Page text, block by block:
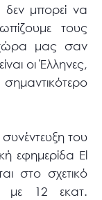
μπορεί να
τους
μας σαν
οι Έλληνες,
του
εφημερίδα El
στο σχετικό
με 12 εκατ.